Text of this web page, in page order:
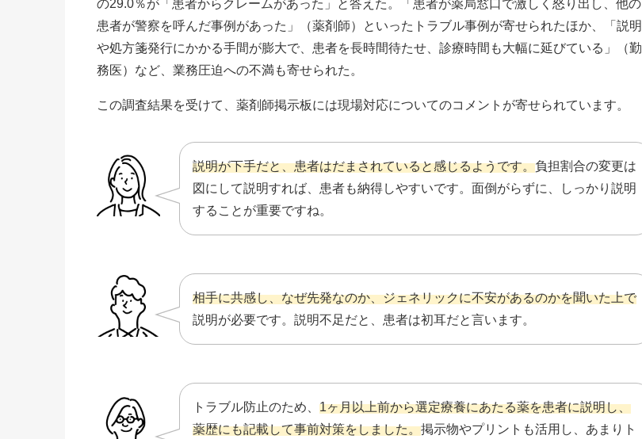
の29.0％が「患者からクレームがあった」と答えた。「患者が薬局窓口で激しく怒り出し、他の
患者が警察を呼んだ事例があった」（薬剤師）といったトラブル事例が寄せられたほか、「説明
や処方箋発行にかかる手間が膨大で、患者を長時間待たせ、診療時間も大幅に延びている」（勤
務医）など、業務圧迫への不満も寄せられた。
この調査結果を受けて、薬剤師掲示板には現場対応についてのコメントが寄せられています。
説明が下手だと、患者はだまされていると感じるようです。負担割合の変更は
図にして説明すれば、患者も納得しやすいです。面倒がらずに、しっかり説明
することが重要ですね。
相手に共感し、なぜ先発なのか、ジェネリックに不安があるのかを聞いた上で
説明が必要です。説明不足だと、患者は初耳だと言います。
トラブル防止のため、 1ヶ月以上前から選定療養にあたる薬を患者に説明し、
薬歴にも記載して事前対策をしました。掲示物やプリントも活用し、あまりト